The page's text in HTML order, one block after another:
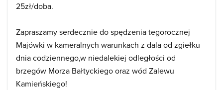
25zł/doba.
Zapraszamy serdecznie do spędzenia tegorocznej
Majówki w kameralnych warunkach z dala od zgiełku
dnia codziennego,w niedalekiej odległości od
brzegów Morza Bałtyckiego oraz wód Zalewu
Kamieńskiego!